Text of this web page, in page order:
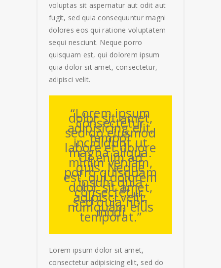
voluptas sit aspernatur aut odit aut
fugit, sed quia consequuntur magni
dolores eos qui ratione voluptatem
sequi nesciunt. Neque porro
quisquam est, qui dolorem ipsum
quia dolor sit amet, consectetur,
adipisci velit.
“Lorem ipsum
dolor sit amet,
consectetur
adipisicing elit,
sed do eiusmod
tempor
incididunt ut
labore et dolore
magna aliqua.
Ut enim ad
minim veniam,
quis. Neque
porro quisquam
est, qui dolorem
ipsum quia
dolor sit amet,
consectetur,
adipisci velit,
sed quia non
numquam eius
modi
temporat.”
Lorem ipsum dolor sit amet,
consectetur adipisicing elit, sed do